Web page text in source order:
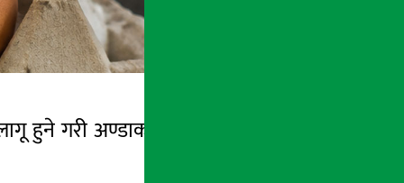
गरी अण्डाको मुल्य प्रतिक्रेट १५ रुपैयाँले